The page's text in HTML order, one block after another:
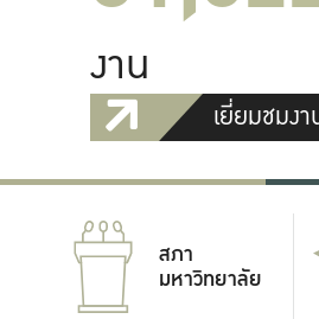
งาน
เยี่ยมชมง
สภา
มหาวิทยาลัย